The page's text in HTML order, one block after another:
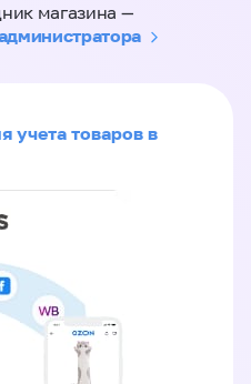
магазина —
учета товаров в